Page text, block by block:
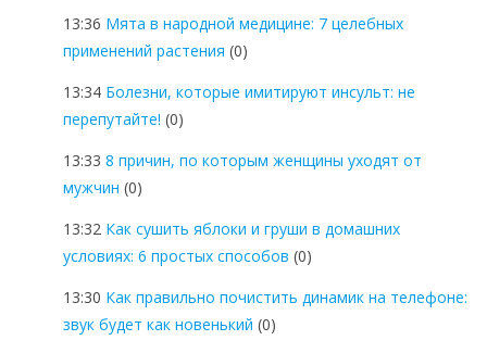
13:36 Мята в народной медицине: 7 целебных
применений растения (0)
13:34 Болезни, которые имитируют инсульт: не
перепутайте! (0)
13:33 8 причин, по которым женщины уходят от
мужчин (0)
13:32 Как сушить яблоки и груши в домашних
условиях: 6 простых способов (0)
13:30 Как правильно почистить динамик на телефоне:
звук будет как новенький (0)